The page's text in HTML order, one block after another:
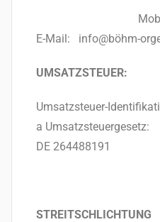
E-Mail: info@böhm-
UMSATZSTEUER:
Umsatzsteuer-
a Umsatzsteuergesetz:
DE 264488191
STREITSCHLICHTUNG